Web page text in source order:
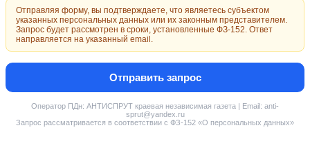
Отправляя форму, вы подтверждаете, что являетесь субъектом
указанных персональных данных или их законным представителем.
Запрос будет рассмотрен в сроки, установленные ФЗ-152. Ответ
направляется на указанный email.
Отправить запрос
Оператор ПДн: АНТИСПРУТ краевая независимая газета | Email: anti-
sprut@yandex.ru
Запрос рассматривается в соответствии с ФЗ-152 «О персональных данных»